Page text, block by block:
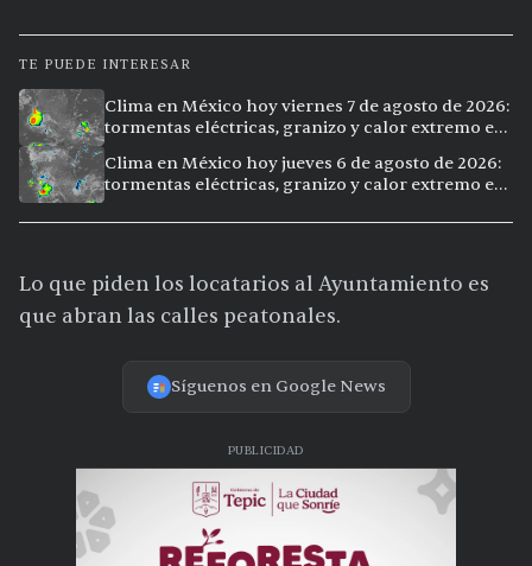
TE PUEDE INTERESAR
Clima en México hoy viernes 7 de agosto de 2026:
tormentas eléctricas, granizo y calor extremo en
Clima en México hoy jueves 6 de agosto de 2026:
tormentas eléctricas, granizo y calor extremo en
Lo que piden los locatarios al Ayuntamiento es
que abran las calles peatonales.
Síguenos en Google News
PUBLICIDAD